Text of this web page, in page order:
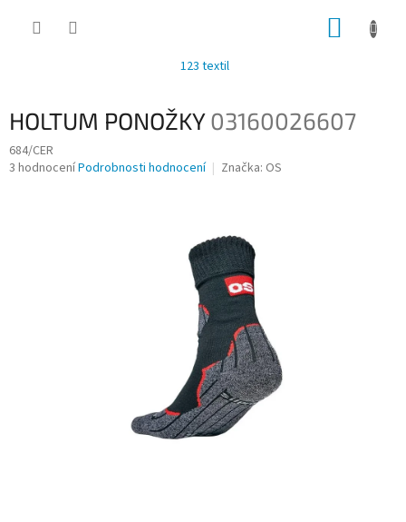
123 textil
HOLTUM PONOŽKY03160026607
684/CER
Průměrné
3 hodnoceníPodrobnosti hodnocení Značka: OS